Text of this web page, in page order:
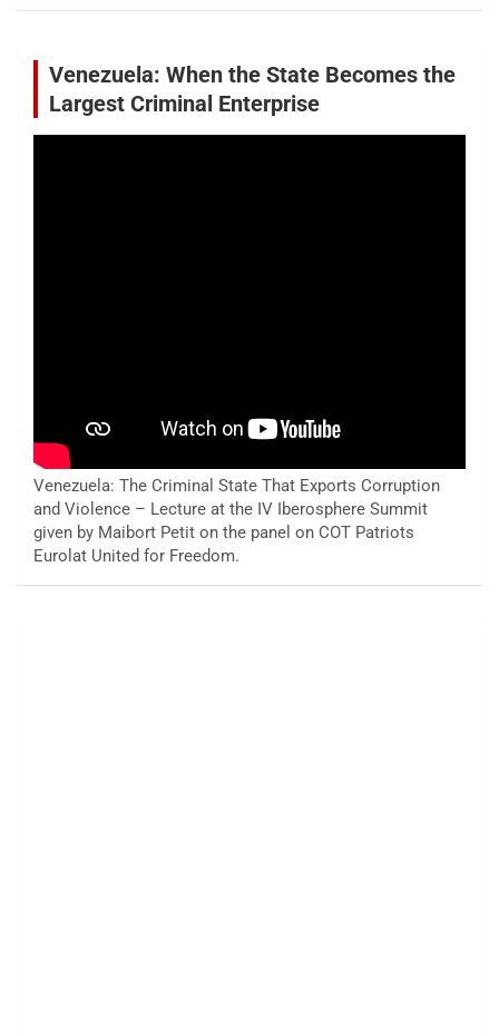
Venezuela: When the State Becomes the
Largest Criminal Enterprise
Venezuela: The Criminal State That Exports Corruption
and Violence – Lecture at the IV Iberosphere Summit
given by Maibort Petit on the panel on COT Patriots
Eurolat United for Freedom.